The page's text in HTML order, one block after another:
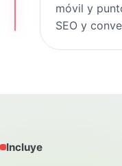
móvil y
SEO y
Incluye